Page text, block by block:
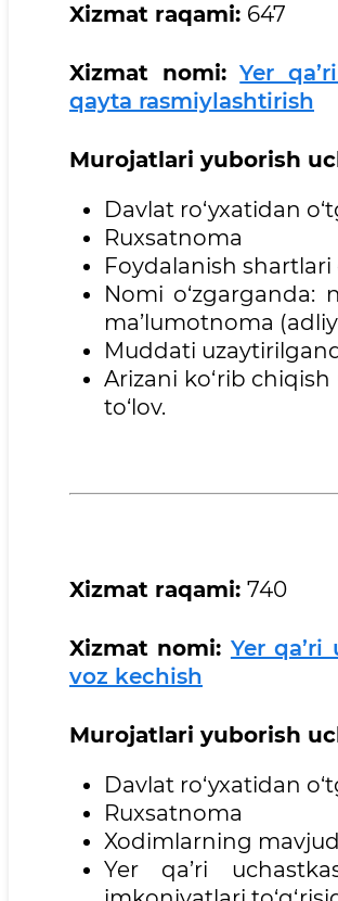
Xizmat raqami: 647
Xizmat nomi:Yer
qayta rasmiylashtirish
Murojatlari yuborish
Davlat ro‘yxatidan
Ruxsatnoma
Foydalanish shartlari
Nomi o‘zgarganda:
ma’lumotnoma
Muddati
Arizani ko‘rib
to‘lov.
Xizmat raqami: 740
Xizmat nomi: Yer
voz kechish
Murojatlari yuborish
Davlat ro‘yxatidan
Ruxsatnoma
Xodimlarning
Yer qa’ri